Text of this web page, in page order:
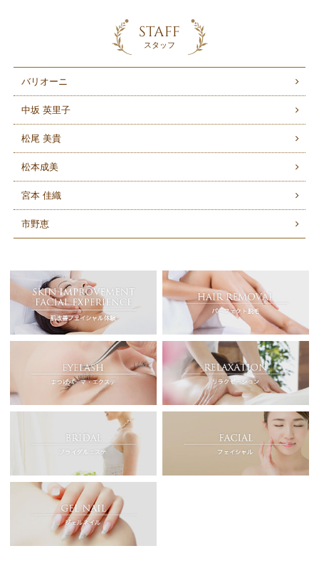
STAFF
スタッフ
バリオーニ
中坂 英里子
松尾 美貴
松本成美
宮本 佳織
市野恵